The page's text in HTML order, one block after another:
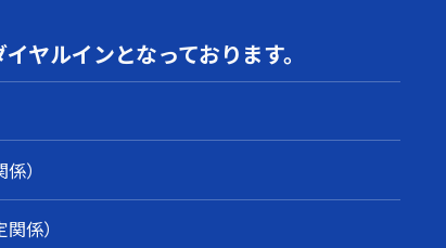
イヤルインとなっております。
）
係）